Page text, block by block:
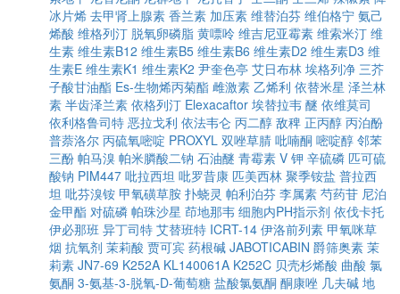
冰片烯 去甲肾上腺素 香兰素 加压素 维替泊芬 维伯格宁 氨己
烯酸 维格列汀 脱氧卵磷脂 黄嘌呤 维吉尼亚霉素 维索米汀 维
生素 维生素B12 维生素B5 维生素B6 维生素D2 维生素D3 维
生素E 维生素K1 维生素K2 尹奎色亭 艾日布林 埃格列净 三芥
子酸甘油酯 Es-生物烯丙菊酯 雌激素 乙烯利 依替米星 泽兰林
素 半齿泽兰素 依格列汀 Elexacaftor 埃替拉韦 醚 依维莫司
依利格鲁司特 恶拉戈利 依法韦仑 丙二醇 敌稗 正丙醇 丙泊酚
普萘洛尔 丙硫氧嘧啶 PROXYL 双唑草腈 吡喃酮 嘧啶醇 邻苯
三酚 帕马溴 帕米膦酸二钠 石油醚 青霉素 V 钾 辛硫磷 匹可硫
酸钠 PIM447 吡拉西坦 吡罗昔康 匹美西林 聚季铵盐 普拉西
坦 吡芬溴铵 甲氧磺草胺 扑蛲灵 帕利泊芬 李属素 芍药苷 尼泊
金甲酯 对硫磷 帕珠沙星 茚地那韦 细胞内PH指示剂 依伐卡托
伊必那班 异丁司特 艾替班特 ICRT-14 伊洛前列素 甲氧咪草
烟 抗氧剂 茉莉酸 贾可宾 药根碱 JABOTICABIN 爵筛奥素 茉
莉素 JN7-69 K252A KL140061A K252C 贝壳杉烯酸 曲酸 氯
氨酮 3-氨基-3-脱氧-D-葡萄糖 盐酸氯氨酮 酮康唑 几夫碱 地